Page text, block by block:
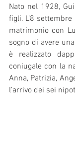
Nato nel 1928,
figli. L’8
matrimonio con
sogno di avere
è realizzato
coniugale con la
Anna, Patrizia,
l’arrivo dei sei